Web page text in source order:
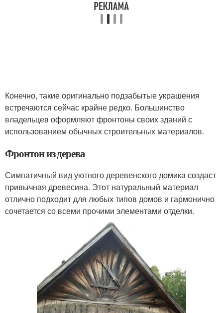
Конечно, такие оригинально подзабытые украшения
встречаются сейчас крайне редко. Большинство
владельцев оформляют фронтоны своих зданий с
использованием обычных строительных материалов.
Фронтон из дерева
Симпатичный вид уютного деревенского домика создаст
привычная древесина. Этот натуральный материал
отлично подходит для любых типов домов и гармонично
сочетается со всеми прочими элементами отделки.